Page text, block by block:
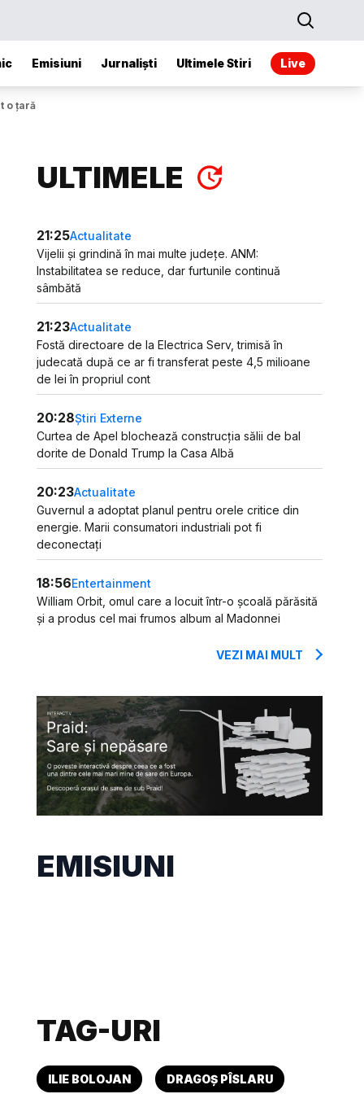
Emisiuni Jurnaliști Ultimele Stiri Live
o țară
ULTIMELE
21:25Actualitate
Vijelii și grindină în mai multe județe. ANM:
Instabilitatea se reduce, dar furtunile continuă
sâmbătă
21:23Actualitate
Fostă directoare de la Electrica Serv, trimisă în
judecată după ce ar fi transferat peste 4,5 milioane
de lei în propriul cont
20:28Știri Externe
Curtea de Apel blochează construcția sălii de bal
dorite de Donald Trump la Casa Albă
20:23Actualitate
Guvernul a adoptat planul pentru orele critice din
energie. Marii consumatori industriali pot fi
deconectați
18:56Entertainment
William Orbit, omul care a locuit într-o școală părăsită
și a produs cel mai frumos album al Madonnei
VEZI MAI MULT
EMISIUNI
TAG-URI
ILIE BOLOJAN DRAGOȘ PÎSLARU